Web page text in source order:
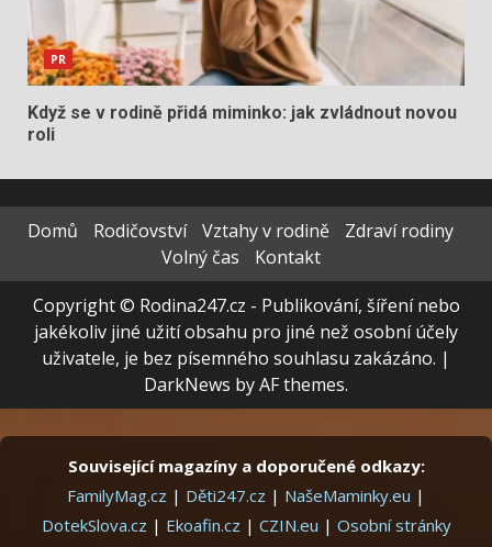
PR
Když se v rodině přidá miminko: jak zvládnout novou
roli
Domů Rodičovství Vztahy v rodině
Zdraví rodiny
Volný čas
Kontakt
Copyright © Rodina247.cz - Publikování, šíření nebo
jakékoliv jiné užití obsahu pro jiné než osobní účely
uživatele, je bez písemného souhlasu zakázáno. |
DarkNews by AF themes.
Související magazíny a doporučené odkazy:
FamilyMag.cz | Děti247.cz | NašeMaminky.eu |
DotekSlova.cz | Ekoafin.cz | CZIN.eu | Osobní stránky